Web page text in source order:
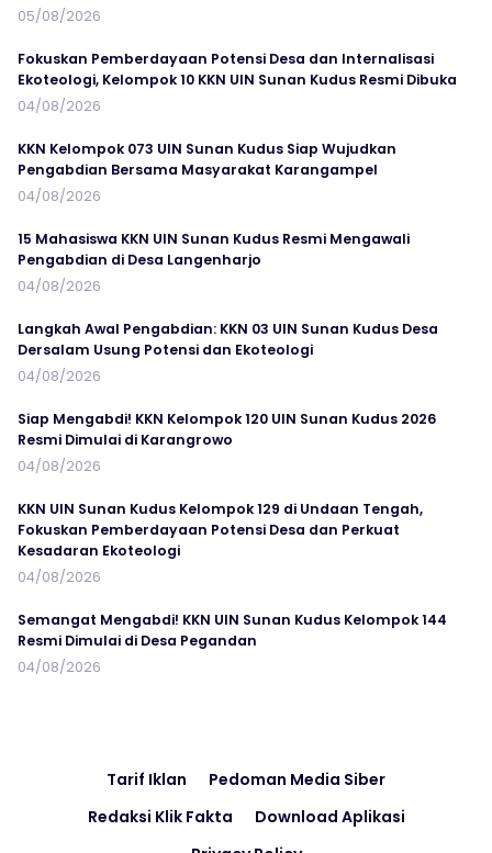
05/08/2026
Fokuskan Pemberdayaan Potensi Desa dan Internalisasi
Ekoteologi, Kelompok 10 KKN UIN Sunan Kudus Resmi Dibuka
04/08/2026
KKN Kelompok 073 UIN Sunan Kudus Siap Wujudkan
Pengabdian Bersama Masyarakat Karangampel
04/08/2026
15 Mahasiswa KKN UIN Sunan Kudus Resmi Mengawali
Pengabdian di Desa Langenharjo
04/08/2026
Langkah Awal Pengabdian: KKN 03 UIN Sunan Kudus Desa
Dersalam Usung Potensi dan Ekoteologi
04/08/2026
Siap Mengabdi! KKN Kelompok 120 UIN Sunan Kudus 2026
Resmi Dimulai di Karangrowo
04/08/2026
KKN UIN Sunan Kudus Kelompok 129 di Undaan Tengah,
Fokuskan Pemberdayaan Potensi Desa dan Perkuat
Kesadaran Ekoteologi
04/08/2026
Semangat Mengabdi! KKN UIN Sunan Kudus Kelompok 144
Resmi Dimulai di Desa Pegandan
04/08/2026
Tarif Iklan
Pedoman Media Siber
Redaksi Klik Fakta
Download Aplikasi